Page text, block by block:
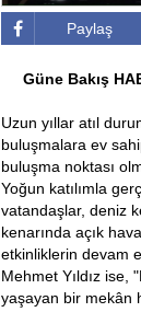
Paylaş
Güne Bakış
Uzun yıllar atıl
buluşmalara ev
buluşma noktası
Yoğun katılımla
vatandaşlar, deniz
kenarında açık
etkinliklerin devam
Mehmet Yıldız ise,
yaşayan bir mekân